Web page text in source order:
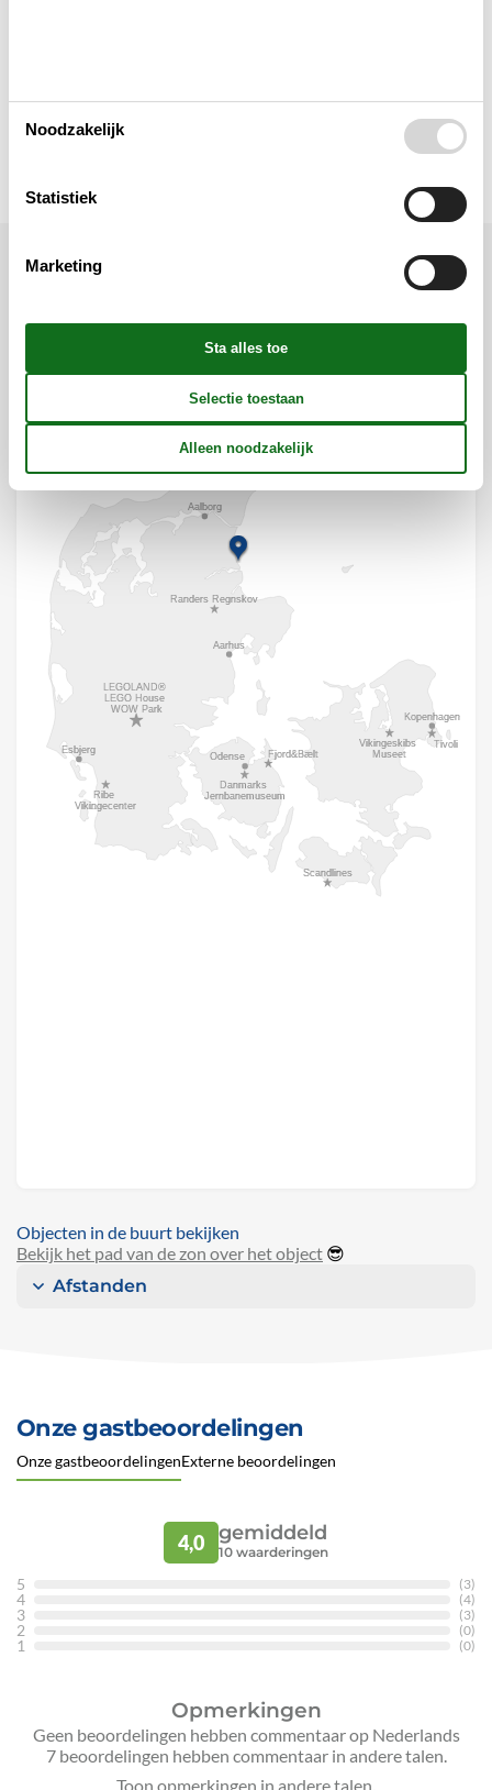
Wellness
Objecten in de buurt bekijken
Bekijk het pad van de zon over het object 😎
Afstanden
Onze gastbeoordelingen
Onze gastbeoordelingenExterne beoordelingen
4,0 gemiddeld
10 waarderingen
5 (3)
4 (4)
3 (3)
2 (0)
1 (0)
Opmerkingen
Geen beoordelingen hebben commentaar op Nederlands
7 beoordelingen hebben commentaar in andere talen.
Noodzakelijk
Statistiek
Marketing